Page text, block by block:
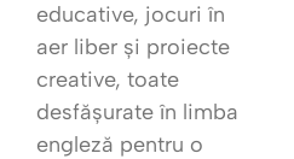
educative, jocuri în
aer liber și proiecte
creative, toate
desfășurate în limba
engleză pentru o